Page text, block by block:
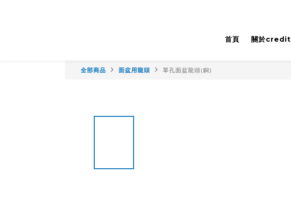
首頁 關於credit
全部商品 面盆用龍頭 單孔面盆龍頭(銅)